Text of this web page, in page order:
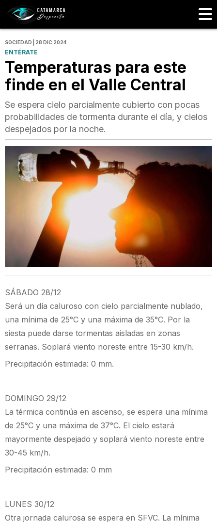
SOCIEDAD | 28 DIC 2024
ENTÉRATE
Temperaturas para este
finde en el Valle Central
Se espera cielo parcialmente cubierto con pocas
probabilidades de tormenta durante el día, y cielos
despejados por la noche.
SÁBADO 28/12
Será un día caluroso con cielo parcialmente nublado,
una mínima de 25°C y una máxima de 35°C. Por la
siesta puede darse tormentas aisladas en zonas
serranas. Soplará viento noreste entre 15-30 km/h.
Precipitación estimada: 0 mm.
DOMINGO 29/12
La térmica continúa en ascenso, se espera una mínima
de 25°C y una máxima de 37°C. El cielo estará
mayormente despejado y soplará viento noreste entre
30-45 km/h.
Precipitación estimada: 0 mm
LUNES 30/12
Otra jornada calurosa se espera en SFVC. La mínima